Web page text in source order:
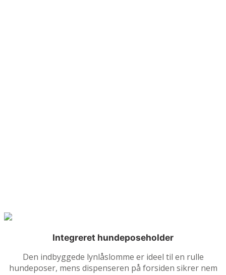
Integreret hundeposeholder
Den indbyggede lynlåslomme er ideel til en rulle
hundeposer, mens dispenseren på forsiden sikrer nem